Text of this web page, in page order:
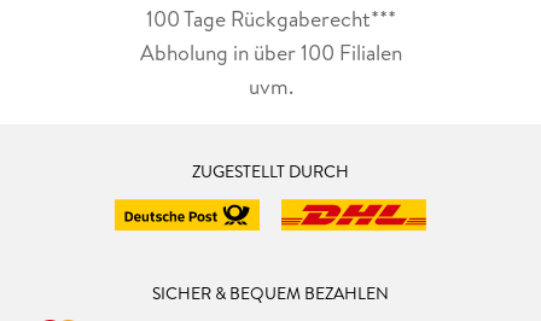
100 Tage Rückgaberecht***
Abholung in über 100 Filialen
uvm.
ZUGESTELLT DURCH
SICHER & BEQUEM BEZAHLEN